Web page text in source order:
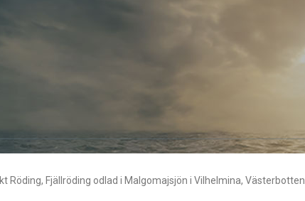
Röding, Fjällröding odlad i Malgomajsjön i Vilhelmina, Västerbotten